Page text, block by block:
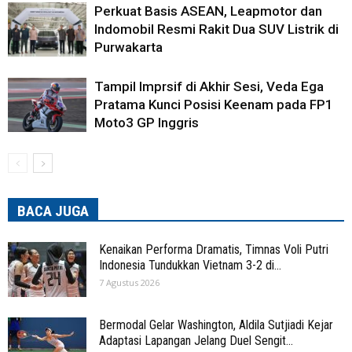
Perkuat Basis ASEAN, Leapmotor dan
Indomobil Resmi Rakit Dua SUV Listrik di
Purwakarta
Tampil Imprsif di Akhir Sesi, Veda Ega
Pratama Kunci Posisi Keenam pada FP1
Moto3 GP Inggris
BACA JUGA
Kenaikan Performa Dramatis, Timnas Voli Putri
Indonesia Tundukkan Vietnam 3-2 di...
7 Agustus 2026
Bermodal Gelar Washington, Aldila Sutjiadi Kejar
Adaptasi Lapangan Jelang Duel Sengit...